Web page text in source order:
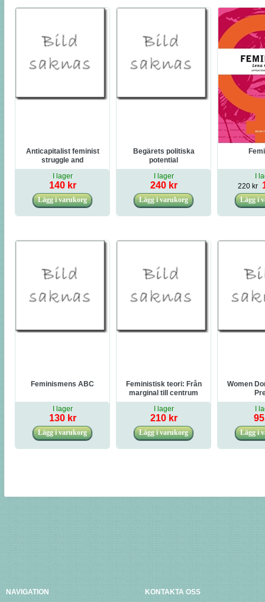
Anticapitalist feminist
struggle and
transnational solidarity :
Chandra Talpade
Mohanty
I lager
140 kr
Begärets politiska
potential
I lager
240 kr
I
220 kr
Feminismens ABC
I lager
130 kr
Feministisk teori: Från
marginal till centrum
I lager
210 kr
Women
I
NAVIGATION KONTAKTA OSS